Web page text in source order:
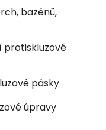
bazénů,
protiskluzové
pásky
úpravy